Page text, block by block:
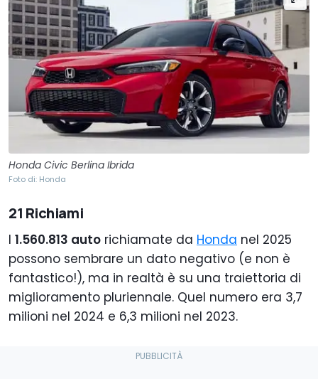
Honda Civic Berlina Ibrida
Foto di: Honda
21 Richiami
I 1.560.813 auto richiamate da Honda nel 2025
possono sembrare un dato negativo (e non è
fantastico!), ma in realtà è su una traiettoria di
miglioramento pluriennale. Quel numero era 3,7
milioni nel 2024 e 6,3 milioni nel 2023.